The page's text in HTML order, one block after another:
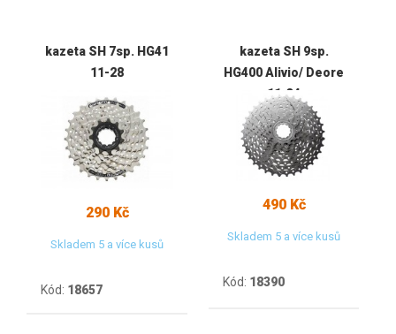
kazeta SH 7sp. HG41
11-28
290 Kč
Skladem 5 a více kusů
Kód: 18657
kazeta SH 9sp.
HG400 Alivio/ Deore
11-34
490 Kč
Skladem 5 a více kusů
Kód: 18390